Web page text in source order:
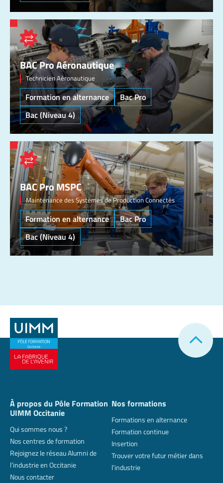
BAC Pro Aéronautique
Technicien Aéronautique
Formation en alternance
Bac Pro
Bac (Niveau 4)
BAC Pro MSPC
Maintenance des Systèmes de Production Connectés
Formation en alternance
Bac Pro
Bac (Niveau 4)
À propos du Pôle Formation
UIMM Occitanie
Qui sommes nous ?
Nos centres de formation
Rejoignez le réseau Alumni de
l’industrie en Occitanie
Nous contacter
Nos formations
Formations en alternance
Formation continue
Insertion
Trouver votre futur métier dans
l’industrie